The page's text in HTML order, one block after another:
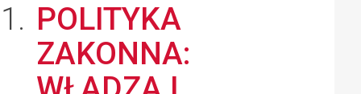
POLITYKA
ZAKONNA: